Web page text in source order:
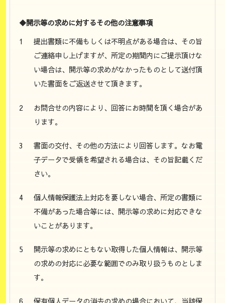
◆開示等の求めに対するその他の注意事項
提出書類に不備もしくは不明点がある場合は、その旨
ご連絡申し上げますが、所定の期間内にご提示頂けな
い場合は、開示等の求めがなかったものとして送付頂
いた書面をご返送させて頂きます。
お問合せの内容により、回答にお時間を頂く場合があ
ります。
書面の交付、その他の方法により回答します。なお電
子データで受領を希望される場合は、その旨記載くだ
さい。
個人情報保護法上対応を要しない場合、所定の書類に
不備があった場合等には、開示等の求めに対応できな
いことがあります。
開示等の求めにともない取得した個人情報は、開示等
の求めの対応に必要な範囲でのみ取り扱うものとしま
す。
保有個人データの消去の求めの場合において、当該保